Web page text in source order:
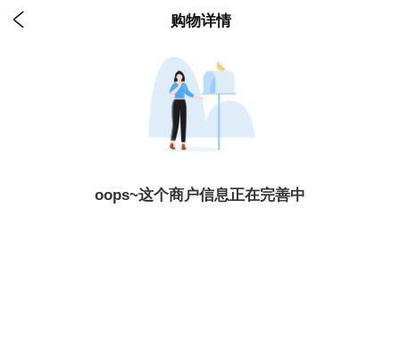
 购物详情
oops~这个商户信息正在完善中